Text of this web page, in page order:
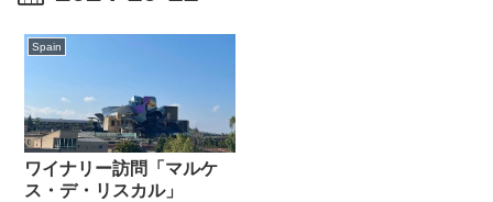
Spain
ワイナリー訪問「マルケ
ス・デ・リスカル」